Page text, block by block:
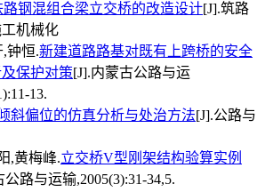
路钢混组合梁立交桥的改造设计[J].筑路
机械化
,钟恒.新建道路路基对既有上跨桥的安全
保护对策[J].内蒙古公路与运
13.
斜偏位的仿真分析与处治方法[J].公路与
,黄梅峰.立交桥V型刚架结构验算实例
公路与运输,2005(3):31-34,5.